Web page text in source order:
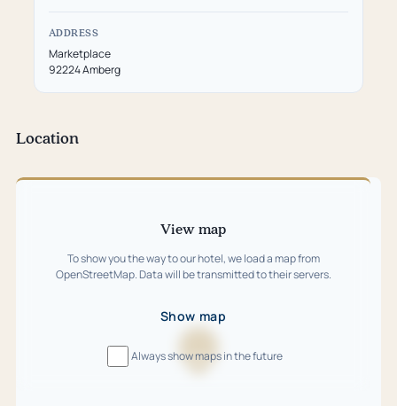
ADDRESS
Marketplace
92224 Amberg
Location
Skip
View map
To show you the way to our hotel, we load a map from
OpenStreetMap. Data will be transmitted to their servers.
Show map
Always show maps in the future
Loading